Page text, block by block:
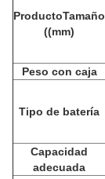
ProductoTamaño
((mm)
Peso con caja
Tipo de batería
Capacidad
adecuada